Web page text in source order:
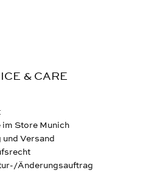
& CARE
im Store Munich
und Versand
Änderungsauftrag